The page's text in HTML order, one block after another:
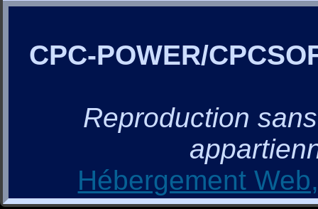
CPC-POWER/
Reproduction
Hébergement